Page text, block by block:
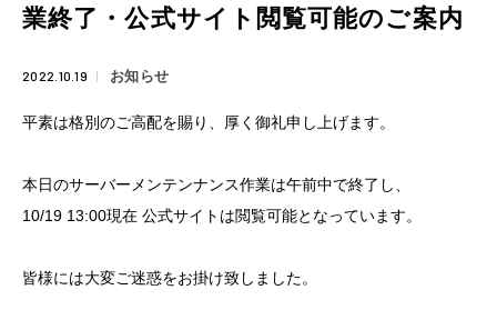
業終了・公式サイト閲覧可能のご案内
2022.10.19 お知らせ
平素は格別のご高配を賜り、厚く御礼申し上げます。
本日のサーバーメンテンナンス作業は午前中で終了し、
10/19 13:00現在 公式サイトは閲覧可能となっています。
皆様には大変ご迷惑をお掛け致しました。